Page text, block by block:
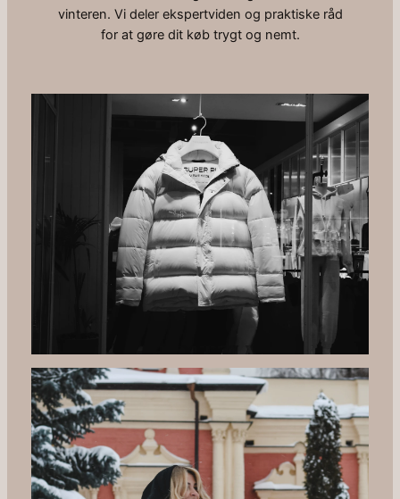
vinteren. Vi deler ekspertviden og praktiske råd
for at gøre dit køb trygt og nemt.